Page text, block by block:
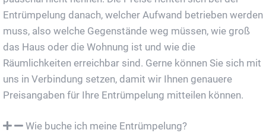
Entrümpelung danach, welcher Aufwand betrieben werden
muss, also welche Gegenstände weg müssen, wie groß
das Haus oder die Wohnung ist und wie die
Räumlichkeiten erreichbar sind. Gerne können Sie sich mit
uns in Verbindung setzen, damit wir Ihnen genauere
Preisangaben für Ihre Entrümpelung mitteilen können.
Wie buche ich meine Entrümpelung?